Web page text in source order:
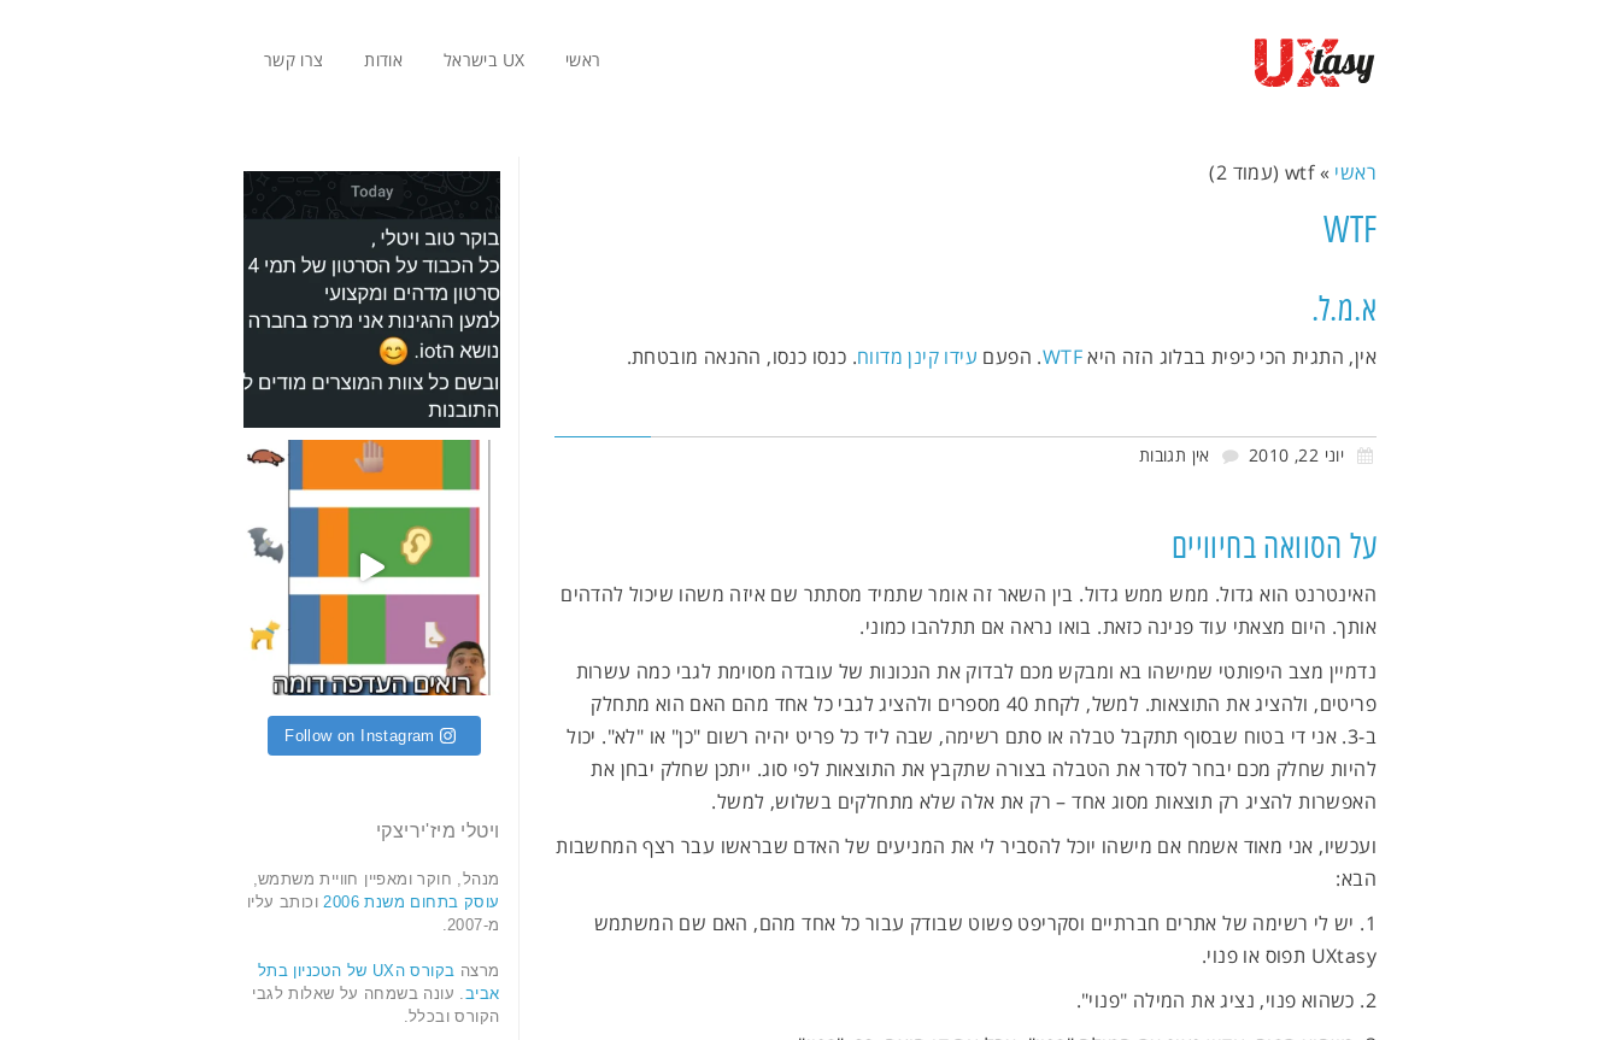
ראשי UX בישראל אודות צרו קשר
ראשי » wtf (עמוד 2)
WTF
א.מ.ל.
אין, התגית הכי כיפית בבלוג הזה היאWTF. הפעם עידו קינן מדווח. כנסו כנסו, ההנאה מובטחת.
יוני 22, 2010 אין תגובות
על הסוואה בחיוויים
האינטרנט הוא גדול. ממש ממש גדול. בין השאר זה אומר שתמיד מסתתר שם איזה משהו שיכול להדהים
אותך. היום מצאתי עוד פנינה כזאת. בואו נראה אם תתלהבו כמוני.
נדמיין מצב היפותטי שמישהו בא ומבקש מכם לבדוק את הנכונות של עובדה מסוימת לגבי כמה עשרות
פריטים, ולהציג את התוצאות. למשל, לקחת 40 מספרים ולהציג לגבי כל אחד מהם האם הוא מתחלק
ב-3. אני די בטוח שבסוף תתקבל טבלה או סתם רשימה, שבה ליד כל פריט יהיה רשום "כן" או "לא". יכול
להיות שחלק מכם יבחר לסדר את הטבלה בצורה שתקבץ את התוצאות לפי סוג. ייתכן שחלק יבחן את
האפשרות להציג רק תוצאות מסוג אחד – רק את אלה שלא מתחלקים בשלוש, למשל.
ועכשיו, אני מאוד אשמח אם מישהו יוכל להסביר לי את המניעים של האדם שבראשו עבר רצף המחשבות
הבא:
1. יש לי רשימה של אתרים חברתיים וסקריפט פשוט שבודק עבור כל אחד מהם, האם שם המשתמש
UXtasy תפוס או פנוי.
2. כשהוא פנוי, נציג את המילה "פנוי".
סירים וסיפורים, ניבים ופתגמים, שקרים וכזבים, צבעים
Follow on Instagram
ויטלי מיז'יריצקי
מנהל, חוקר ומאפיין חוויית משתמש,
עוסק בתחום משנת 2006
וכותב עליו
מ-2007.
מרצה
בקורס הUX של הטכניון בתל
אביב. עונה בשמחה על שאלות לגבי
הקורס ובכלל.